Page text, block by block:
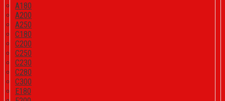
A180
A200
A250
C180
C200
C250
C230
C280
C300
E180